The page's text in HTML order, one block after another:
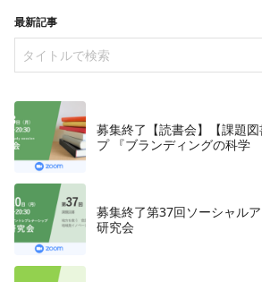
最新記事
募集終了【読書会】【課題
プ 『ブランディングの科学
募集終了第37回ソーシャル
研究会